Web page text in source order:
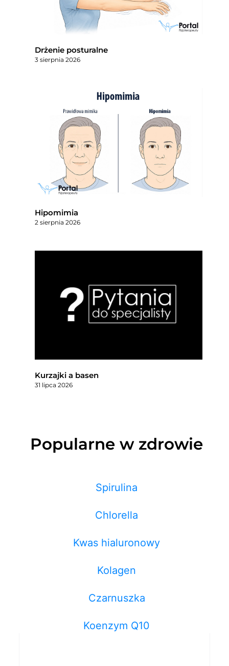
Drżenie posturalne
3 sierpnia 2026
Hipomimia
2 sierpnia 2026
Kurzajki a basen
31 lipca 2026
Popularne w zdrowie
Spirulina
Chlorella
Kwas hialuronowy
Kolagen
Czarnuszka
Koenzym Q10